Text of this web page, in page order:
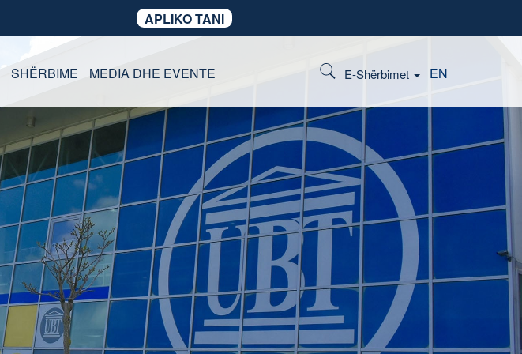
APLIKO TANI
E-Shërbimet EN
SHËRBIME MEDIA DHE EVENTE